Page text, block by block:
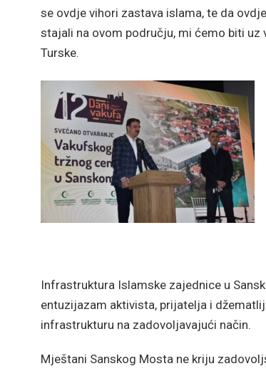
se ovdje vihori zastava islama, te da
stajali na ovom području, mi ćemo biti uz
Turske.
Infrastruktura Islamske zajednice u
entuzijazam aktivista, prijatelja i
infrastrukturu na zadovoljavajući način.
Mještani Sanskog Mosta ne kriju